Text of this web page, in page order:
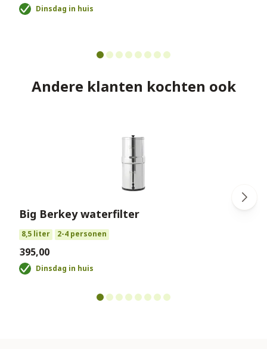
Dinsdag in huis
Andere klanten kochten ook
Big Berkey waterfilter
8,5 liter 2-4 personen
€395,00
Dinsdag in huis